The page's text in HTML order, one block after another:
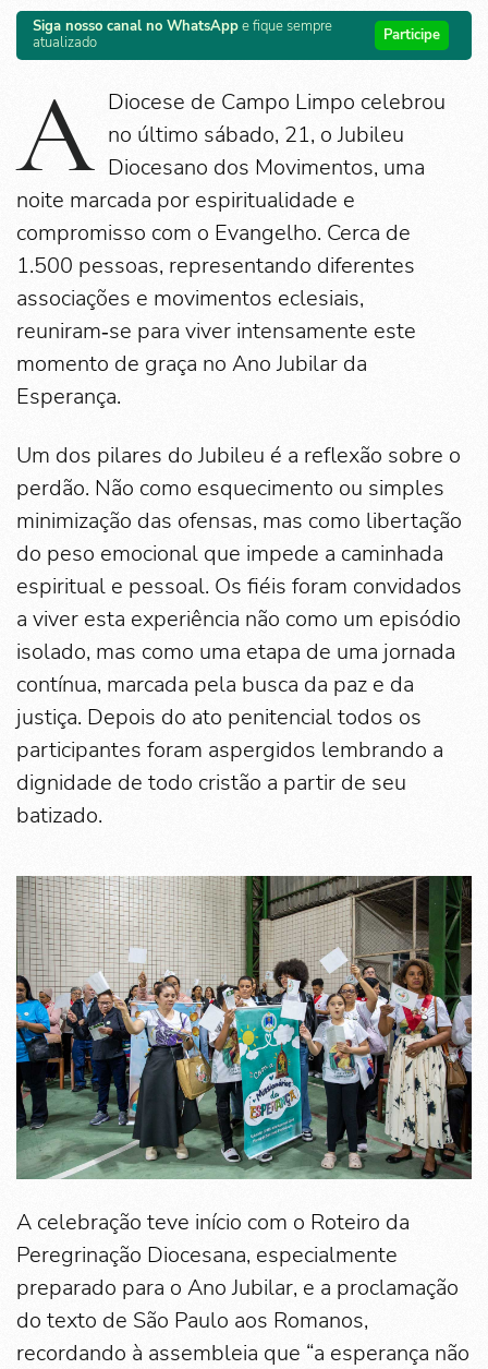
Siga nosso canal no WhatsAppe fique sempre
atualizado
Participe
A Diocese de Campo Limpo celebrou
no último sábado, 21, o Jubileu
Diocesano dos Movimentos, uma
noite marcada por espiritualidade e
compromisso com o Evangelho. Cerca de
1.500 pessoas, representando diferentes
associações e movimentos eclesiais,
reuniram‑se para viver intensamente este
momento de graça no Ano Jubilar da
Esperança.
Um dos pilares do Jubileu é a reflexão sobre o
perdão. Não como esquecimento ou simples
minimização das ofensas, mas como libertação
do peso emocional que impede a caminhada
espiritual e pessoal. Os fiéis foram convidados
a viver esta experiência não como um episódio
isolado, mas como uma etapa de uma jornada
contínua, marcada pela busca da paz e da
justiça. Depois do ato penitencial todos os
participantes foram aspergidos lembrando a
dignidade de todo cristão a partir de seu
batizado.
A celebração teve início com o Roteiro da
Peregrinação Diocesana, especialmente
preparado para o Ano Jubilar, e a proclamação
do texto de São Paulo aos Romanos,
recordando à assembleia que “a esperança não